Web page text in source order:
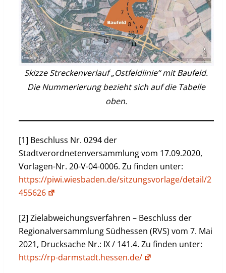
Skizze Streckenverlauf „Ostfeldlinie“ mit Baufeld.
Die Nummerierung bezieht sich auf die Tabelle
oben.
[1] Beschluss Nr. 0294 der
Stadtverordnetenversammlung vom 17.09.2020,
Vorlagen-Nr. 20-V-04-0006. Zu finden unter:
https://piwi.wiesbaden.de/sitzungsvorlage/detail/2
455626
[2] Zielabweichungsverfahren – Beschluss der
Regionalversammlung Südhessen (RVS) vom 7. Mai
2021, Drucksache Nr.: IX / 141.4. Zu finden unter:
https://rp-darmstadt.hessen.de/